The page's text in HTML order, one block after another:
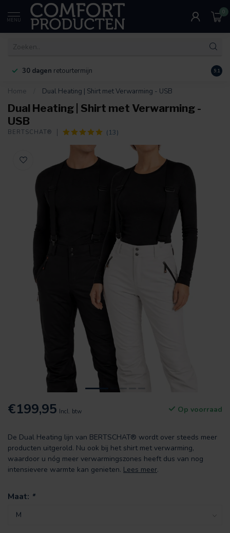
MENU
0
30 dagen retourtermijn 9.1
Home Dual Heating | Shirt met Verwarming - USB
Dual Heating | Shirt met Verwarming -
USB
BERTSCHAT® (13)
€199,95 Incl. btw Op voorraad
De Dual Heating lijn van BERTSCHAT® wordt over steeds meer
producten uitgerold. Nu ook bij het shirt met verwarming,
waardoor u nóg meer verwarmingszones heeft dus van nog
intensievere warmte kan genieten. Lees meer.
Maat: *